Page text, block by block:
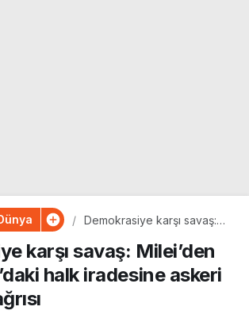
Demokrasiye karşı savaş:
halk iradesine askeri
zorlama çağrısı
karşı savaş: Milei’den
halk iradesine askeri